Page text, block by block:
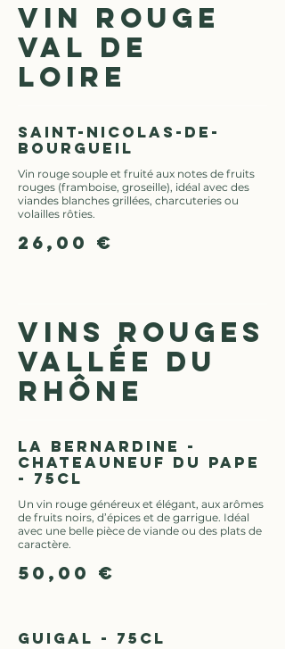
VIN ROUGE
VAL DE
LOIRE
Saint-Nicolas-de-
Bourgueil
Vin rouge souple et fruité aux notes de fruits
rouges (framboise, groseille), idéal avec des
viandes blanches grillées, charcuteries ou
volailles rôties.
26,00 €
VINS ROUGES
VALLÉE DU
RHÔNE
La Bernardine -
Chateauneuf du pape
- 75cl
Un vin rouge généreux et élégant, aux arômes
de fruits noirs, d’épices et de garrigue. Idéal
avec une belle pièce de viande ou des plats de
caractère.
50,00 €
Guigal - 75cl